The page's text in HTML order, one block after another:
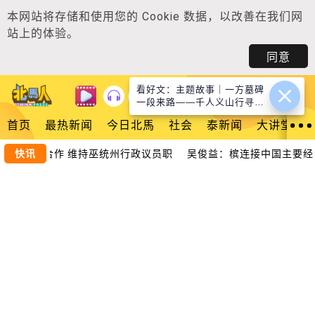
本网站将存储和使用您的 Cookie 数据，以改善在我们网
站上的体验。
同意
登入
首页 最热新闻 今日北馬 社会 泰新闻 大讲堂
快讯
与巫统合作 维持巫统州行政议员职 吴俊益：槟连接中国主要
看好文：主题故事｜一方墓碑
一段来路——千人义山行寻回
根脉